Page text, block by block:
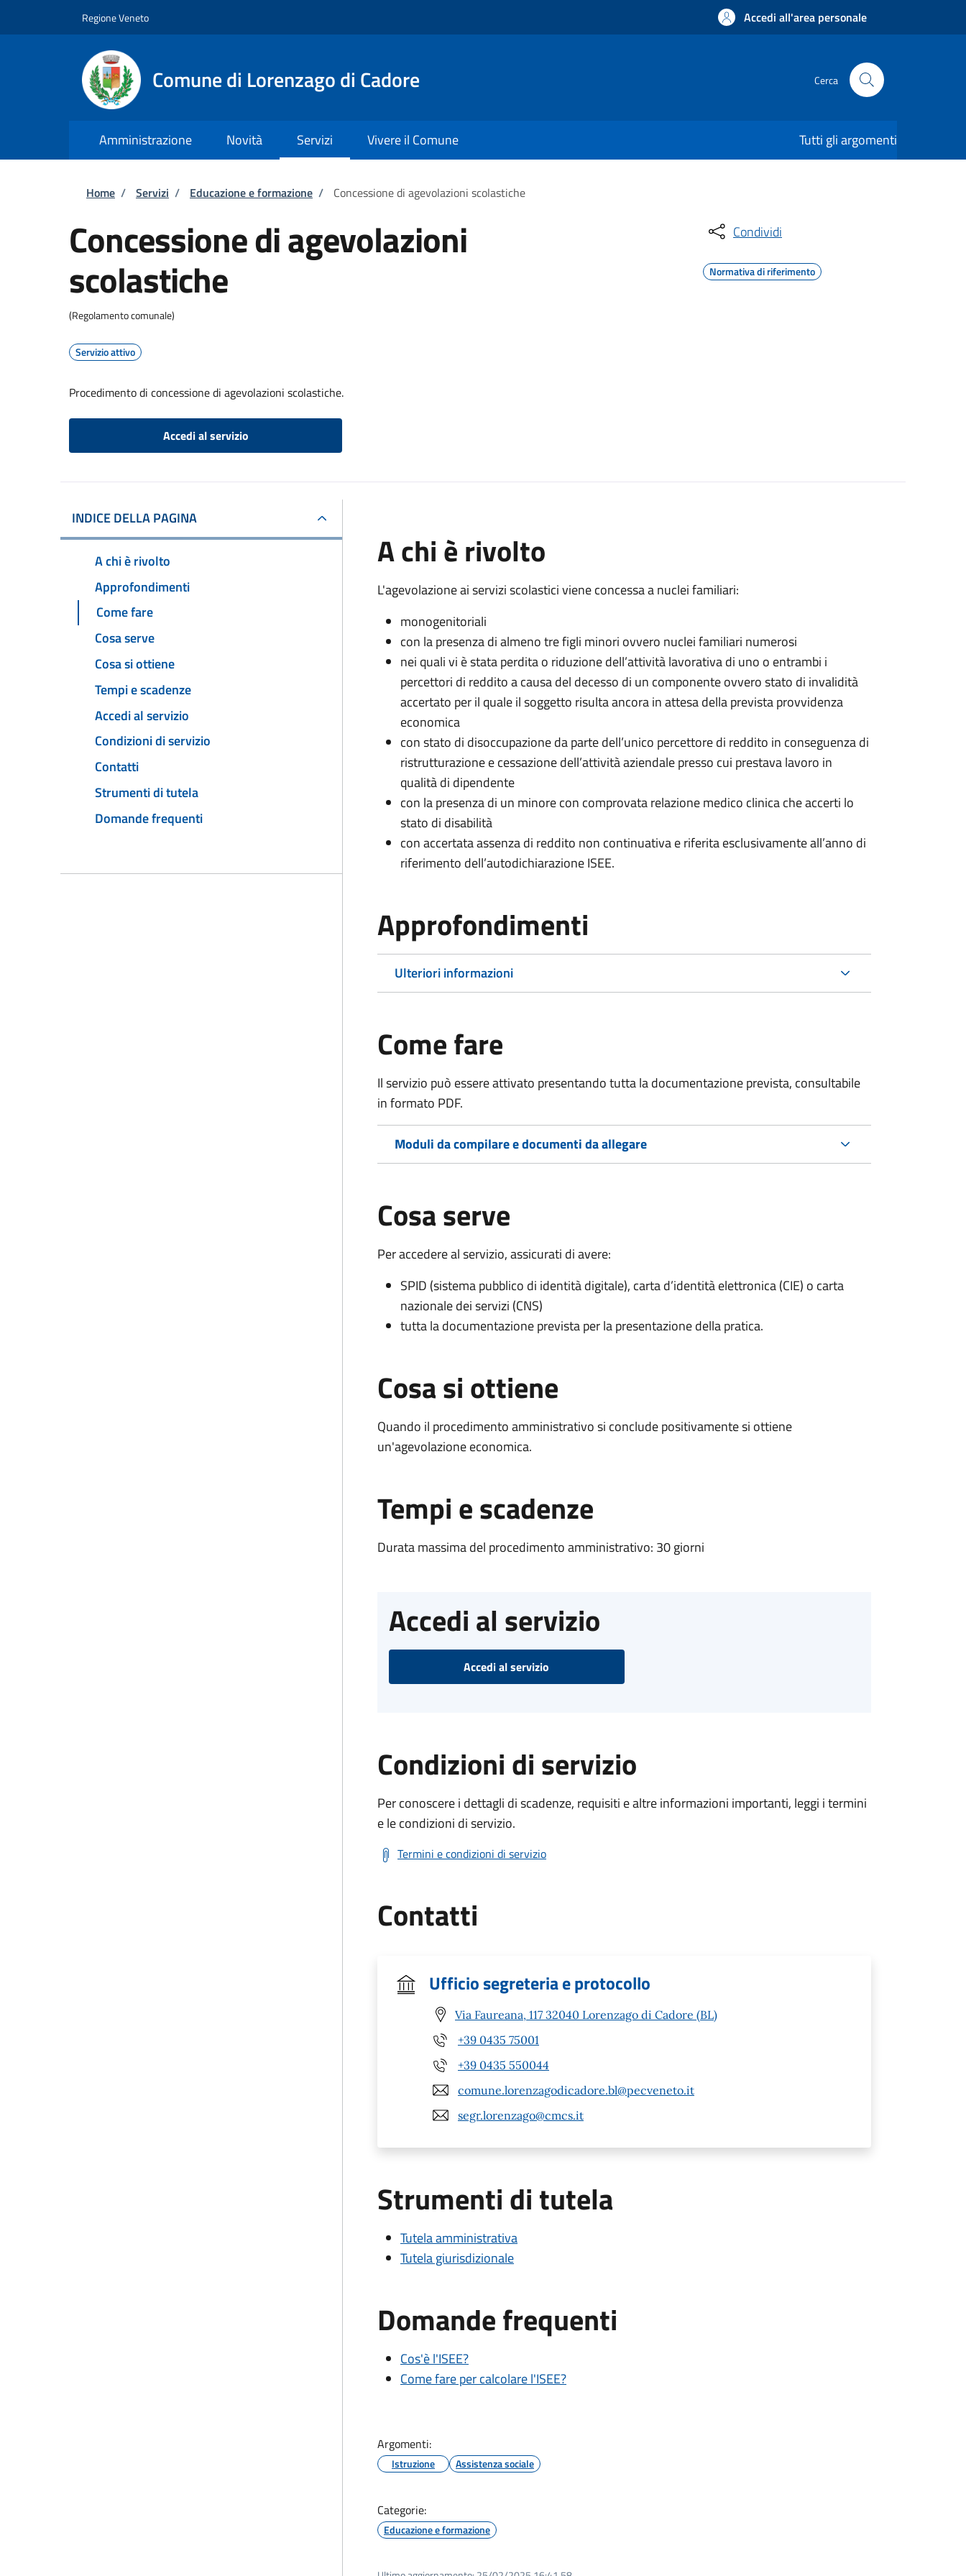
Regione Veneto Accedi all'area personale
Comune di Lorenzago di Cadore Cerca
Amministrazione Novità Servizi Vivere il Comune Tutti gli argomenti
Briciole di pane
Home / Servizi / Educazione e formazione / Concessione di agevolazioni scolastiche
Concessione di agevolazioni
scolastiche
(Regolamento comunale)
Servizio attivo
Procedimento di concessione di agevolazioni scolastiche.
Accedi al servizio
Condividi
Normativa di riferimento
INDICE DELLA PAGINA
A chi è rivolto
Approfondimenti
Come fare
Cosa serve
Cosa si ottiene
Tempi e scadenze
Accedi al servizio
Condizioni di servizio
Contatti
Strumenti di tutela
Domande frequenti
A chi è rivolto
L'agevolazione ai servizi scolastici viene concessa a nuclei familiari:
monogenitoriali
con la presenza di almeno tre figli minori ovvero nuclei familiari numerosi
nei quali vi è stata perdita o riduzione dell’attività lavorativa di uno o entrambi i
percettori di reddito a causa del decesso di un componente ovvero stato di invalidità
accertato per il quale il soggetto risulta ancora in attesa della prevista provvidenza
economica
con stato di disoccupazione da parte dell’unico percettore di reddito in conseguenza di
ristrutturazione e cessazione dell’attività aziendale presso cui prestava lavoro in
qualità di dipendente
con la presenza di un minore con comprovata relazione medico clinica che accerti lo
stato di disabilità
con accertata assenza di reddito non continuativa e riferita esclusivamente all’anno di
riferimento dell’autodichiarazione ISEE.
Approfondimenti
Ulteriori informazioni
Come fare
Il servizio può essere attivato presentando tutta la documentazione prevista, consultabile
in formato PDF.
Moduli da compilare e documenti da allegare
Cosa serve
Per accedere al servizio, assicurati di avere:
SPID (sistema pubblico di identità digitale), carta d’identità elettronica (CIE) o carta
nazionale dei servizi (CNS)
tutta la documentazione prevista per la presentazione della pratica.
Cosa si ottiene
Quando il procedimento amministrativo si conclude positivamente si ottiene
un'agevolazione economica.
Tempi e scadenze
Durata massima del procedimento amministrativo: 30 giorni
Accedi al servizio
Accedi al servizio
Condizioni di servizio
Per conoscere i dettagli di scadenze, requisiti e altre informazioni importanti, leggi i termini
e le condizioni di servizio.
Termini e condizioni di servizio
Contatti
Ufficio segreteria e protocollo
Via Faureana, 117 32040 Lorenzago di Cadore (BL)
+39 0435 75001
+39 0435 550044
comune.lorenzagodicadore.bl@pecveneto.it
segr.lorenzago@cmcs.it
Strumenti di tutela
Tutela amministrativa
Tutela giurisdizionale
Domande frequenti
Cos'è l'ISEE?
Come fare per calcolare l'ISEE?
Argomenti:
Istruzione Assistenza sociale
Categorie:
Educazione e formazione